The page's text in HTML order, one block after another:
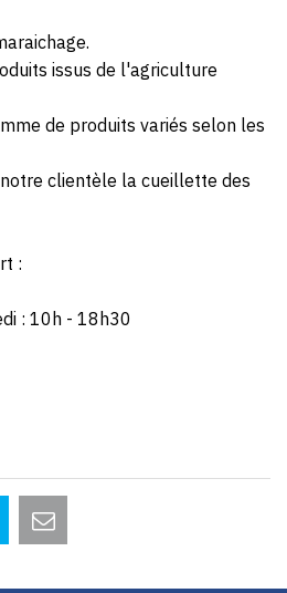
issus de l'agriculture
de produits variés selon les
clientèle la cueillette des
:
: 10h - 18h30